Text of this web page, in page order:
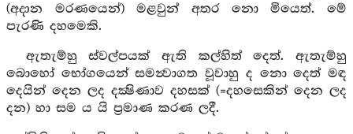
(අදාන මරණයෙන්) මළවුන් අතර නො මියෙත්. මේ
පැරණි දහමෙකි.
ඇතැම්හු ස්වල්පයක් ඇති කල්හිත් දෙත්. ඇතැම්හු
බොහෝ භෝගයෙන් සමන්‍වාගත වූවාහු ද නො දෙත් මඳ
දෙයින් දෙන ලද දක්‍ෂිණාව දහසක් (=දහසෙකින් දෙන ලද
දන) හා සම ය යි ප්‍රමාණ කරණ ලදී.